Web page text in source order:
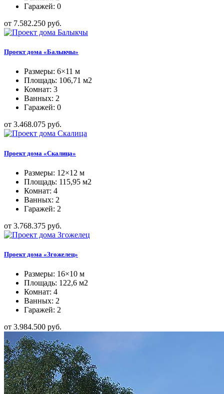
Гаражей: 0
от 7.582.250 руб.
Проект дома «Балыкчы»
Размеры: 6×11 м
Площадь: 106,71 м2
Комнат: 3
Ванных: 2
Гаражей: 0
от 3.468.075 руб.
Проект дома «Скалица»
Размеры: 12×12 м
Площадь: 115,95 м2
Комнат: 4
Ванных: 2
Гаражей: 2
от 3.768.375 руб.
Проект дома «Згожелец»
Размеры: 16×10 м
Площадь: 122,6 м2
Комнат: 4
Ванных: 2
Гаражей: 2
от 3.984.500 руб.